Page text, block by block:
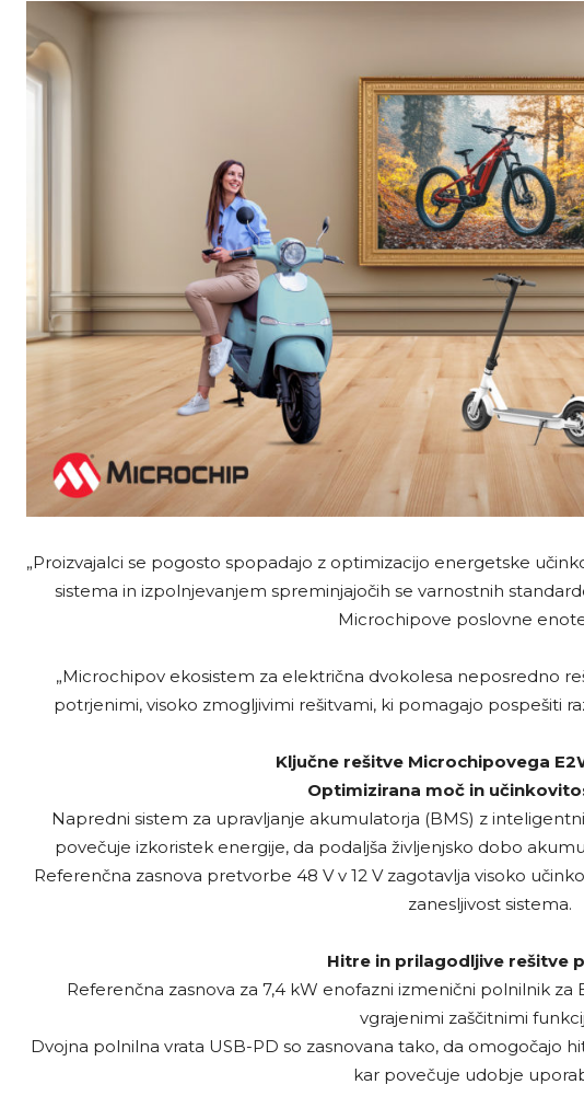
„Proizvajalci se pogosto spopadajo z optimizacijo energetske
sistema in izpolnjevanjem spreminjajočih se varnostnih
Microchipove poslovne
„Microchipov ekosistem za električna dvokolesa neposredno
potrjenimi, visoko zmogljivimi rešitvami, ki pomagajo pospešiti
Ključne rešitve Microchipovega
Optimizirana moč in
Napredni sistem za upravljanje akumulatorja (BMS) z
povečuje izkoristek energije, da podaljša življenjsko dobo
Referenčna zasnova pretvorbe 48 V v 12 V zagotavlja visoko
zanesljivost sistema.
Hitre in prilagodljive rešitve
Referenčna zasnova za 7,4 kW enofazni izmenični polnilnik
vgrajenimi zaščitnimi
Dvojna polnilna vrata USB-PD so zasnovana tako, da omogočajo
kar povečuje udobje